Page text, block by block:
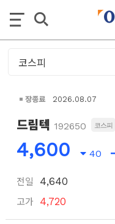
장종료 2026.08.07
드림텍 192650 코스피
4,600 40
전일 4,640
고가 4,720